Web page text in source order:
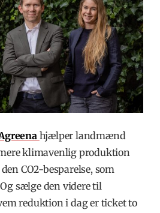
hjælper landmænd
klimavenlig produktion
CO2-besparelse, som
sælge den videre til
reduktion i dag er ticket to